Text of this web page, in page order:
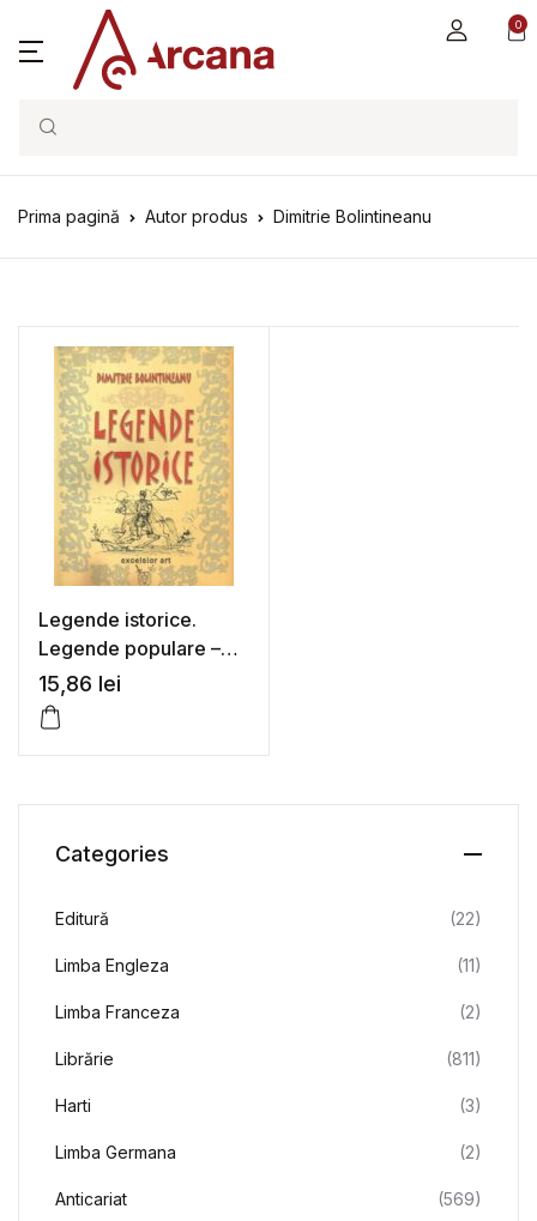
0
Search
Prima pagină Autor produs Dimitrie Bolintineanu
Legende istorice.
Legende populare –
Dimitrie Bolintineanu
15,86 lei
Categories
Editură (22)
Limba Engleza (11)
Limba Franceza (2)
Librărie (811)
Harti (3)
Limba Germana (2)
Anticariat (569)